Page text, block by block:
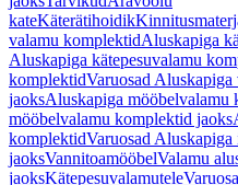
kateKäterätihoidik
valamu komplektidAluskapiga
Aluskapiga kätepesuvalamu
komplektidVaruosad
jaoksAluskapiga mööbelvalamu
mööbelvalamu komplektid jaoks
komplektidVaruosad
jaoksVannitoamööbelValamu
jaoksKätepesuvalamutele